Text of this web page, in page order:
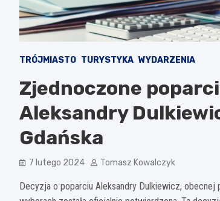
TRÓJMIASTO TURYSTYKA WYDARZENIA
Zjednoczone
Aleksandry
Gdańska
7 lutego 2024 Tomasz Kowalczyk
Decyzja o poparciu Aleksandry Dulkiewicz,